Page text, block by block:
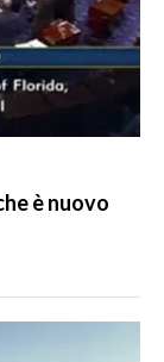
è nuovo